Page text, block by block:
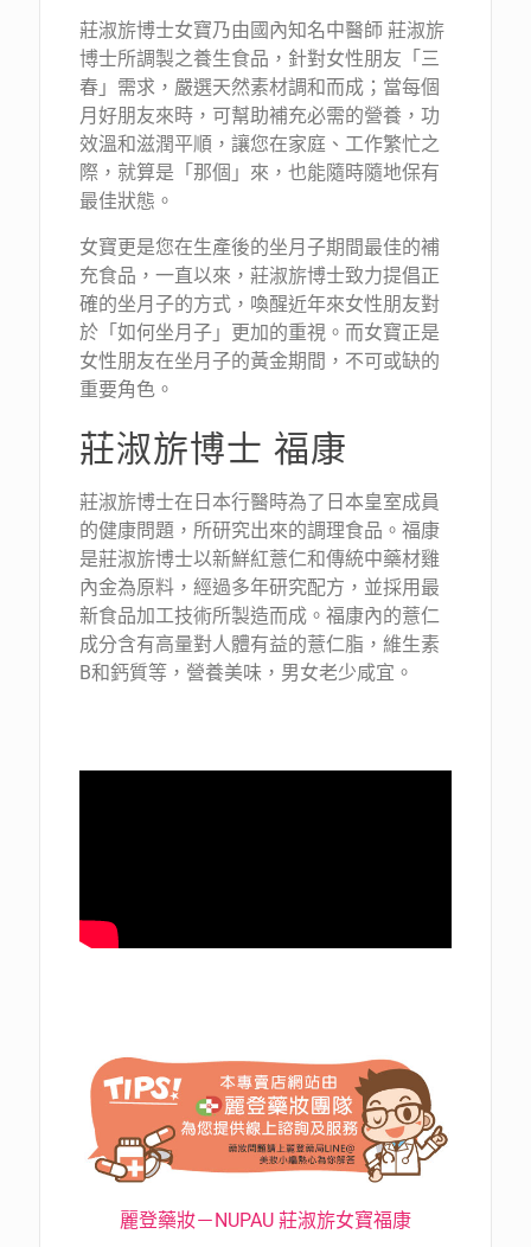
莊淑旂博士女寶乃由國內知名中醫師 莊淑旂
博士所調製之養生食品，針對女性朋友「三
春」需求，嚴選天然素材調和而成；當每個
月好朋友來時，可幫助補充必需的營養，功
效溫和滋潤平順，讓您在家庭、工作繁忙之
際，就算是「那個」來，也能隨時隨地保有
最佳狀態。
女寶更是您在生產後的坐月子期間最佳的補
充食品，一直以來，莊淑旂博士致力提倡正
確的坐月子的方式，喚醒近年來女性朋友對
於「如何坐月子」更加的重視。而女寶正是
女性朋友在坐月子的黃金期間，不可或缺的
重要角色。
莊淑旂博士 福康
莊淑旂博士在日本行醫時為了日本皇室成員
的健康問題，所研究出來的調理食品。福康
是莊淑旂博士以新鮮紅薏仁和傳統中藥材雞
內金為原料，經過多年研究配方，並採用最
新食品加工技術所製造而成。福康內的薏仁
成分含有高量對人體有益的薏仁脂，維生素
B和鈣質等，營養美味，男女老少咸宜。
麗登藥妝－NUPAU 莊淑旂女寶福康